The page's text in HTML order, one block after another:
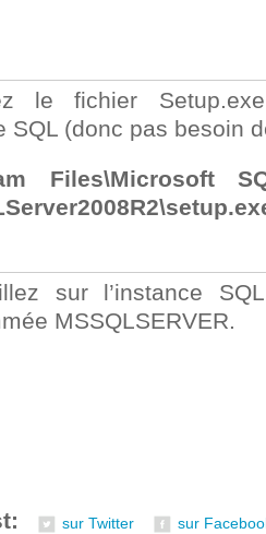
le fichier
SQL (donc pas besoin
Files\Microsoft
sur l’instance
MSSQLSERVER.
sur Twitter sur